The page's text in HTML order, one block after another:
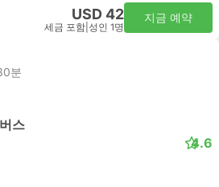
USD 42
세금 포함 성인 1명
지금 예약
분
스
4.6